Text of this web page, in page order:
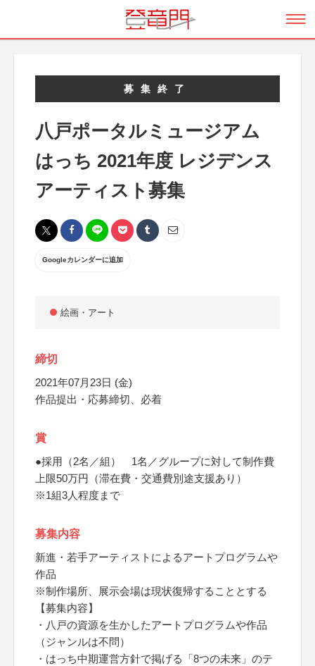
募集終了
八戸ポータルミュージアム
はっち 2021年度 レジデンス
アーティスト募集
Googleカレンダーに追加
絵画・アート
締切
2021年07月23日 (金)
作品提出・応募締切、必着
賞
●採用（2名／組） 1名／グループに対して制作費
上限50万円（滞在費・交通費別途支援あり）
※1組3人程度まで
募集内容
新進・若手アーティストによるアートプログラムや
作品
※制作場所、展示会場は現状復帰することとする
【募集内容】
・八戸の資源を生かしたアートプログラムや作品
（ジャンルは不問）
・はっち中期運営方針で掲げる「8つの未来」のテ